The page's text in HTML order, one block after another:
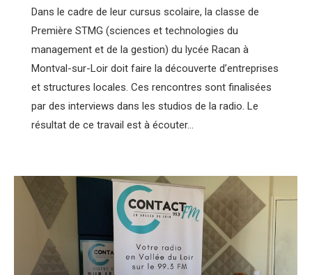
Dans le cadre de leur cursus scolaire, la classe de
Première STMG (sciences et technologies du
management et de la gestion) du lycée Racan à
Montval-sur-Loir doit faire la découverte d’entreprises
et structures locales. Ces rencontres sont finalisées
par des interviews dans les studios de la radio. Le
résultat de ce travail est à écouter…